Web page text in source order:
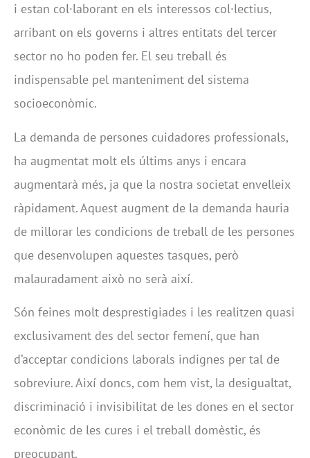
i estan col·laborant en els interessos col·lectius,
arribant on els governs i altres entitats del tercer
sector no ho poden fer. El seu treball és
indispensable pel manteniment del sistema
socioeconòmic.
La demanda de persones cuidadores professionals,
ha augmentat molt els últims anys i encara
augmentarà més, ja que la nostra societat envelleix
ràpidament. Aquest augment de la demanda hauria
de millorar les condicions de treball de les persones
que desenvolupen aquestes tasques, però
malauradament això no serà així.
Són feines molt desprestigiades i les realitzen quasi
exclusivament des del sector femení, que han
d’acceptar condicions laborals indignes per tal de
sobreviure. Així doncs, com hem vist, la desigualtat,
discriminació i invisibilitat de les dones en el sector
econòmic de les cures i el treball domèstic, és
preocupant.